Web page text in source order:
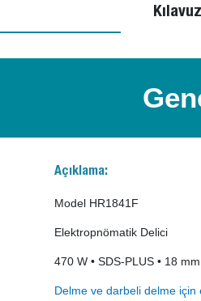
Açıklama:
Model HR1841F
Elektropnömatik Delici
470 W • SDS-PLUS • 18
Delme ve darbeli delme için